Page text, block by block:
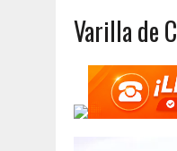
Varilla de